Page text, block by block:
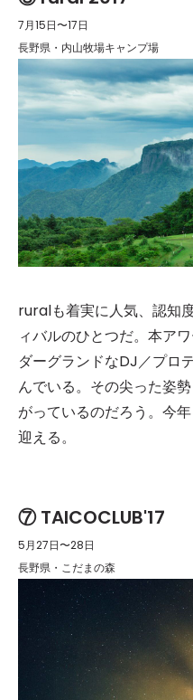
7月15日〜17日
長野県・内山牧場キャンプ場
ruralも着実に人気、認知
ィバルのひとつだ。本ア
ダーグランドなDJ／プロ
んでいる。その尖った姿
がっているのだろう。今
迎える。
⑦ TAICOCLUB'17
5月27日〜28日
長野県・こだまの森